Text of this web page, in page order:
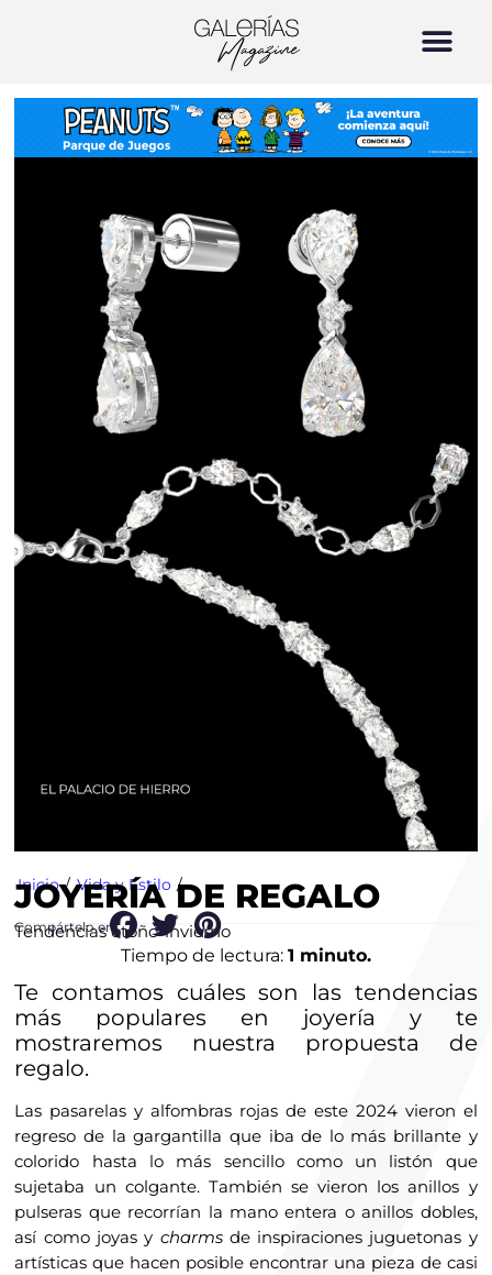
Inicio / Vida y Estilo /
JOYERÍA DE REGALO
Tendencias otoño-invierno
Compártelo en:
Tiempo de lectura: 1 minuto.
Te contamos cuáles son las tendencias
más populares en joyería y te
mostraremos nuestra propuesta de
regalo.
Las pasarelas y alfombras rojas de este 2024 vieron el
regreso de la gargantilla que iba de lo más brillante y
colorido hasta lo más sencillo como un listón que
sujetaba un colgante. También se vieron los anillos y
pulseras que recorrían la mano entera o anillos dobles,
así como joyas y charmsde inspiraciones juguetonas y
artísticas que hacen posible encontrar una pieza de casi